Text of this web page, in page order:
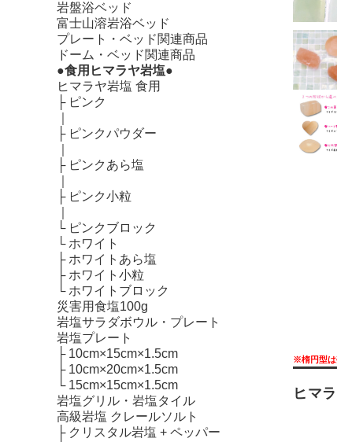
※楕円型は
ヒマ
岩盤浴ベッド
富士山溶岩浴ベッド
プレート・ベッド関連商品
ドーム・ベッド関連商品
●食用ヒマラヤ岩塩●
ヒマラヤ岩塩 食用
├ ピンク
├ ピンクパウダー
├ ピンクあら塩
├ ピンク小粒
└ ピンクブロック
└ ホワイト
├ ホワイトあら塩
├ ホワイト小粒
└ ホワイトブロック
災害用食塩100g
岩塩サラダボウル・プレート
岩塩プレート
├ 10cm×15cm×1.5cm
├ 10cm×20cm×1.5cm
└ 15cm×15cm×1.5cm
岩塩グリル・岩塩タイル
高級岩塩 クレールソルト
├ クリスタル岩塩 + ペッパー